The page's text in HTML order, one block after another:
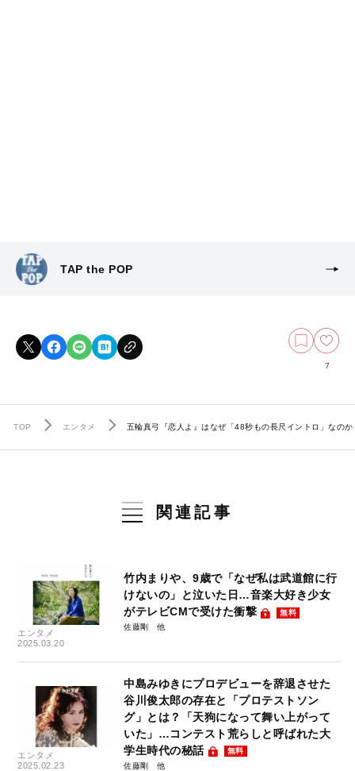
TAP the POP
7
TOP エンタメ 五輪真弓『恋人よ』はなぜ「48秒もの長尺イントロ」なの
関連記事
エンタメ
2025.03.20
竹内まりや、9歳で「なぜ私は武道館に行
けないの」と泣いた日…音楽大好き少女
がテレビCMで受けた衝撃
無料
佐藤剛
エンタメ
2025.02.23
中島みゆきにプロデビューを辞退させた
谷川俊太郎の存在と「プロテストソン
グ」とは？「天狗になって舞い上がって
いた」…コンテスト荒らしと呼ばれた大
学生時代の秘話
無料
佐藤剛